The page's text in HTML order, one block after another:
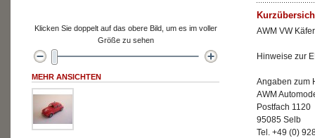
AWM VW
Hinweise zur
Angaben zum
AWM
Postfach 1120
95085 Selb
Tel. +49 (0)
Klicken Sie doppelt auf das obere Bild, um es im voller
Größe zu sehen
MEHR ANSICHTEN